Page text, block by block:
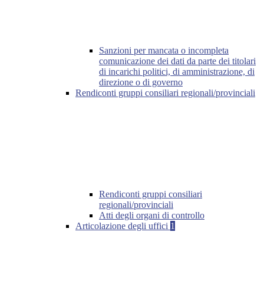
Sanzioni per mancata o incompleta
comunicazione dei dati da parte dei titolari
di incarichi politici, di amministrazione, di
direzione o di governo
Rendiconti gruppi consiliari regionali/provinciali
Rendiconti gruppi consiliari
regionali/provinciali
Atti degli organi di controllo
Articolazione degli uffici 1